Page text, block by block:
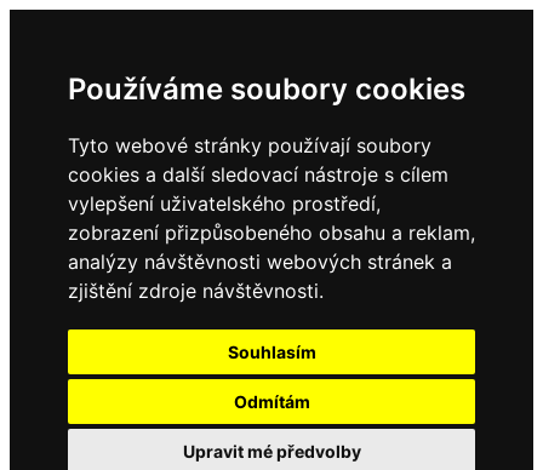
Používáme soubory cookies
Tyto webové stránky používají soubory
cookies a další sledovací nástroje s cílem
vylepšení uživatelského prostředí,
zobrazení přizpůsobeného obsahu a reklam,
analýzy návštěvnosti webových stránek a
zjištění zdroje návštěvnosti.
Souhlasím
Odmítám
Upravit mé předvolby